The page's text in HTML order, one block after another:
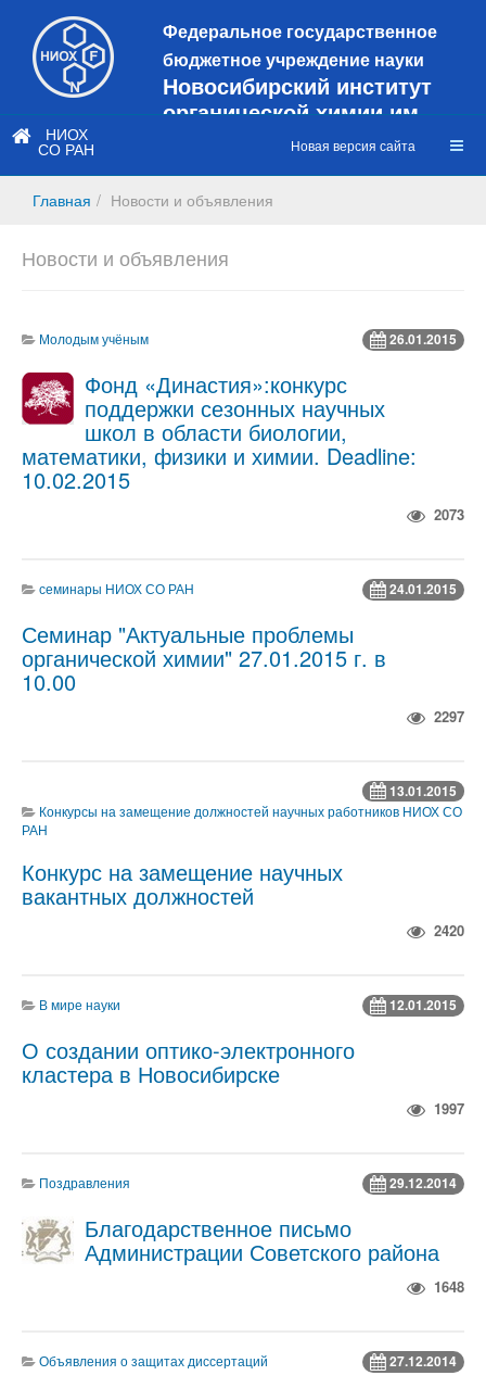
Федеральное государственное
бюджетное учреждение науки
Новосибирский институт
органической химии им.
Н.Н. Ворожцова
сайт
НИОХ
СО РАН Новая версия сайта
Главная Новости и объявления
Новости и объявления
26.01.2015
Молодым учёным
Фонд «Династия»:конкурс
поддержки сезонных научных
школ в области биологии,
математики, физики и химии. Deadline:
10.02.2015
2073
24.01.2015
семинары НИОХ СО РАН
Семинар "Актуальные проблемы
органической химии" 27.01.2015 г. в
10.00
2297
13.01.2015
Конкурсы на замещение должностей научных работников НИОХ СО
РАН
Конкурс на замещение научных
вакантных должностей
2420
12.01.2015
В мире науки
О создании оптико-электронного
кластера в Новосибирске
1997
29.12.2014
Поздравления
Благодарственное письмо
Администрации Советского района
1648
27.12.2014
Объявления о защитах диссертаций